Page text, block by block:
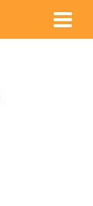
Main
Menu